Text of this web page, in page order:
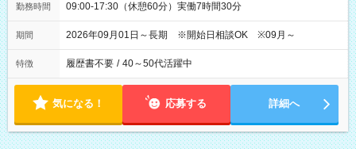
勤務時間 09:00-17:30（休憩60分）実働7時間30分
期間 2026年09月01日～長期 ※開始日相談OK ※09月～
特徴 履歴書不要 / 40～50代活躍中
気になる！ 応募する 詳細へ